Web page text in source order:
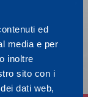
ed
media e per
inoltre
sito con i
dati web,